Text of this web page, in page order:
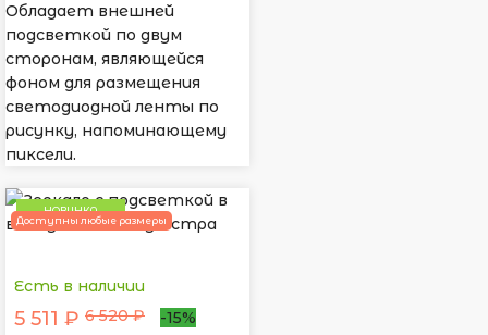
Обладает внешней
подсветкой по двум
сторонам, являющейся
фоном для размещения
светодиодной ленты по
рисунку, напоминающему
пиксели.
НОВИНКА
Доступны любые размеры
Есть в наличии
5 511 ₽ 6 520 ₽
-15%